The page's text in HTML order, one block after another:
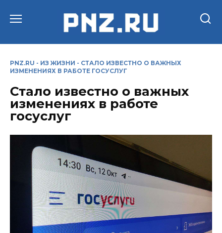
PNZ.RU - ИЗ ЖИЗНИ - СТАЛО ИЗВЕСТНО О ВАЖНЫХ
ИЗМЕНЕНИЯХ В РАБОТЕ ГОСУСЛУГ
Стало известно о важных
изменениях в работе
госуслуг